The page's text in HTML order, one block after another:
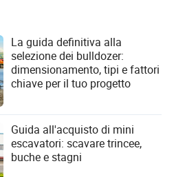
La guida definitiva alla
selezione dei bulldozer:
dimensionamento, tipi e fattori
chiave per il tuo progetto
Guida all'acquisto di mini
escavatori: scavare trincee,
buche e stagni